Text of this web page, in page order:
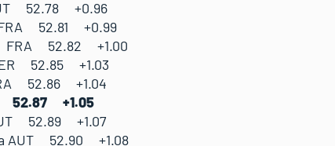
52.78 +0.96
52.81 +0.99
FRA 52.82 +1.00
52.85 +1.03
52.86 +1.04
52.87 +1.05
52.89 +1.07
AUT 52.90 +1.08